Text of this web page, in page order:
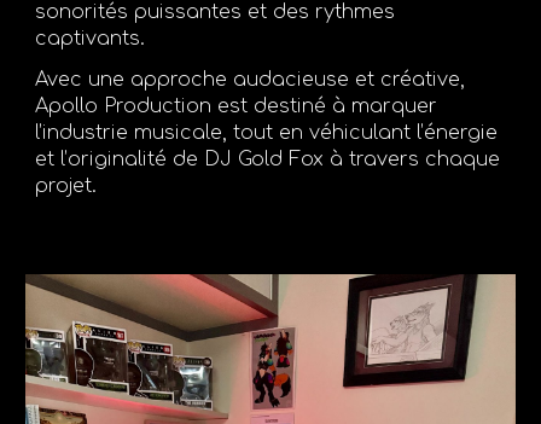
sonorités puissantes et des rythmes
captivants.
Avec une approche audacieuse et créative,
Apollo Production est destiné à marquer
l’industrie musicale, tout en véhiculant l’énergie
et l’originalité de DJ Gold Fox à travers chaque
projet.